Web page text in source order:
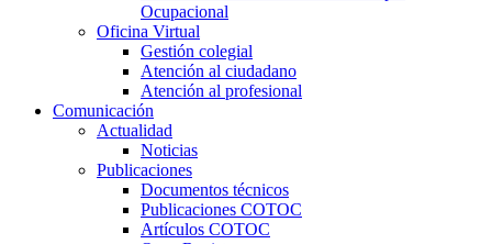
Ocupacional
Oficina Virtual
Gestión colegial
Atención al ciudadano
Atención al profesional
Comunicación
Actualidad
Noticias
Publicaciones
Documentos técnicos
Publicaciones COTOC
Artículos COTOC